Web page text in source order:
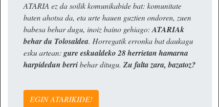
ATARIA ez da soilik komunikabide bat: komunitate
baten ahotsa da, eta urte hauen guztien ondoren, zuen
babesa behar dugu, inoiz baino gehiago:ATARIAk
behar du Tolosaldea. Horregatik erronka bat daukagu
esku artean: gure eskualdeko 28 herrietan hamarna
harpidedun berribehar ditugu. Zu falta zara, bazatoz?
EGIN ATARIKIDE!